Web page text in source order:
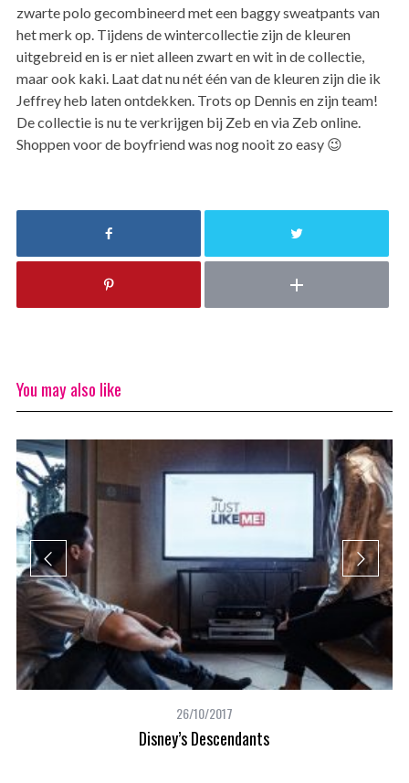
zwarte polo gecombineerd met een baggy sweatpants van
het merk op. Tijdens de wintercollectie zijn de kleuren
uitgebreid en is er niet alleen zwart en wit in de collectie,
maar ook kaki. Laat dat nu nét één van de kleuren zijn die ik
Jeffrey heb laten ontdekken. Trots op Dennis en zijn team!
De collectie is nu te verkrijgen bij Zeb en via Zeb online.
Shoppen voor de boyfriend was nog nooit zo easy 😉
You may also like
26/10/2017
Disney’s Descendants